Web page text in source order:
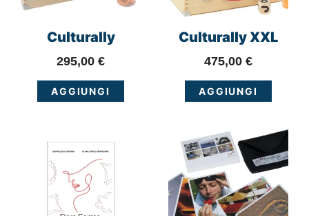
Culturally
295,00 €
AGGIUNGI
Culturally XXL
475,00 €
AGGIUNGI